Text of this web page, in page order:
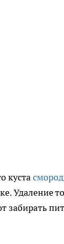
куста
Удаление